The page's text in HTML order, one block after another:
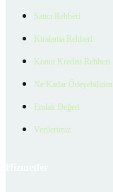
Satıcı Rehberi
Kiralama Rehberi
Konut Kredisi Rehberi
Ne Kadar Ödeyebilirim
Emlak Değeri
Verilerimiz